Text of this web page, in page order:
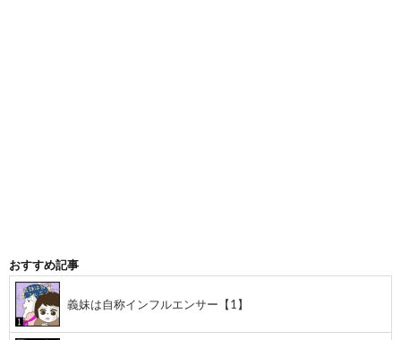
おすすめ記事
義妹は自称インフルエンサー【1】